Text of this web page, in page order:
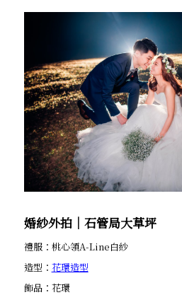
婚紗外拍│石管局大草坪
禮服：桃心領A-Line白紗
造型： 花環造型
飾品：花環